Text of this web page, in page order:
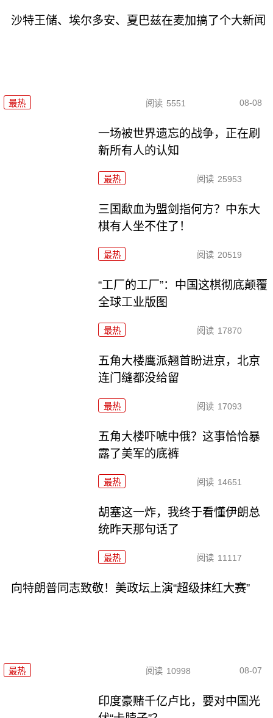
沙特王储、埃尔多安、夏巴兹在麦加搞了个大新闻
最热 阅读 5551 08-08
一场被世界遗忘的战争，正在刷
新所有人的认知
最热 阅读 25953
三国歃血为盟剑指何方？中东大
棋有人坐不住了！
最热 阅读 20519
“工厂的工厂”：中国这棋彻底颠覆
全球工业版图
最热 阅读 17870
五角大楼鹰派翘首盼进京，北京
连门缝都没给留
最热 阅读 17093
五角大楼吓唬中俄？这事恰恰暴
露了美军的底裤
最热 阅读 14651
胡塞这一炸，我终于看懂伊朗总
统昨天那句话了
最热 阅读 11117
向特朗普同志致敬！美政坛上演“超级抹红大赛”
最热 阅读 10998 08-07
印度豪赌千亿卢比，要对中国光